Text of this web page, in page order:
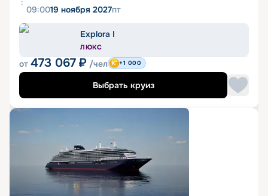
09:0019 ноября 2027пт
Explora I
ЛЮКС
от 473 067 ₽ /чел +1 000
Выбрать круиз